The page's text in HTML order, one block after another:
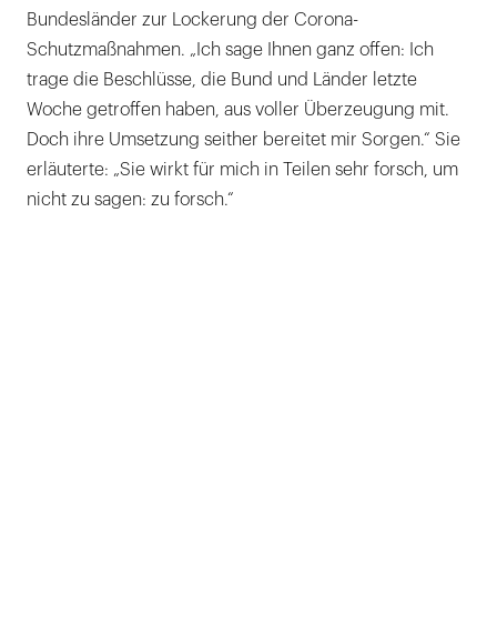
Bundesländer zur Lockerung der Corona-
Schutzmaßnahmen. „Ich sage Ihnen ganz offen: Ich
trage die Beschlüsse, die Bund und Länder letzte
Woche getroffen haben, aus voller Überzeugung mit.
Doch ihre Umsetzung seither bereitet mir Sorgen.“ Sie
erläuterte: „Sie wirkt für mich in Teilen sehr forsch, um
nicht zu sagen: zu forsch.“